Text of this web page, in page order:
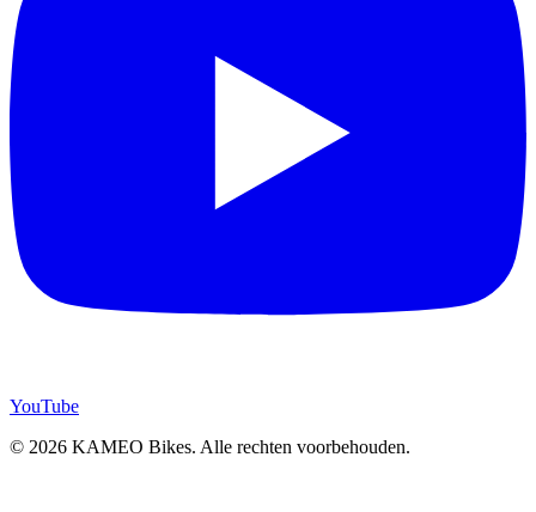
YouTube
© 2026 KAMEO Bikes. Alle rechten voorbehouden.